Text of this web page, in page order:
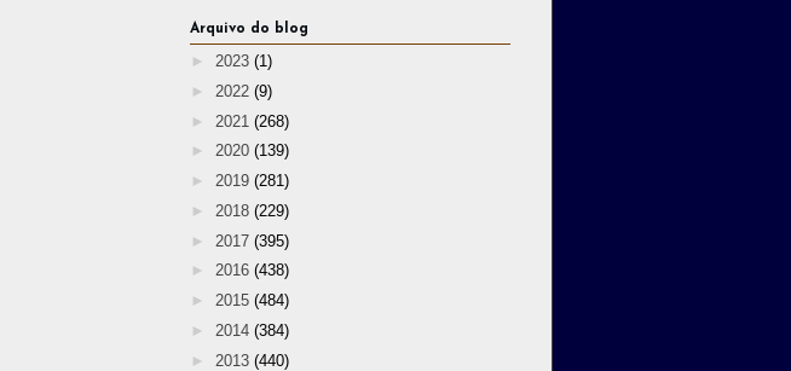
Arquivo do blog
► 2023 (1)
► 2022 (9)
► 2021 (268)
► 2020 (139)
► 2019 (281)
► 2018 (229)
► 2017 (395)
► 2016 (438)
► 2015 (484)
► 2014 (384)
► 2013 (440)